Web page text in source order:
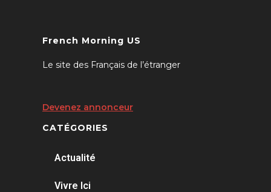
French Morning US
Le site des Français de l’étranger
Devenez annonceur
CATÉGORIES
Actualité
Vivre Ici